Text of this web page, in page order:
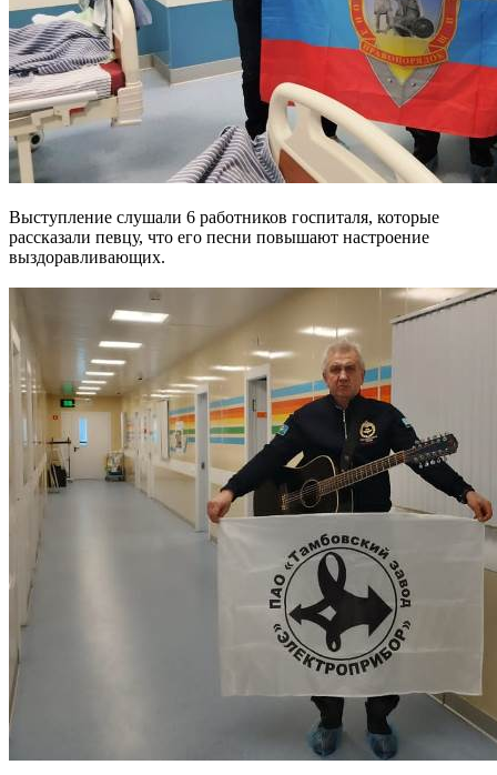
Выступление слушали 6 работников госпиталя, которые
рассказали певцу, что его песни повышают настроение
выздоравливающих.